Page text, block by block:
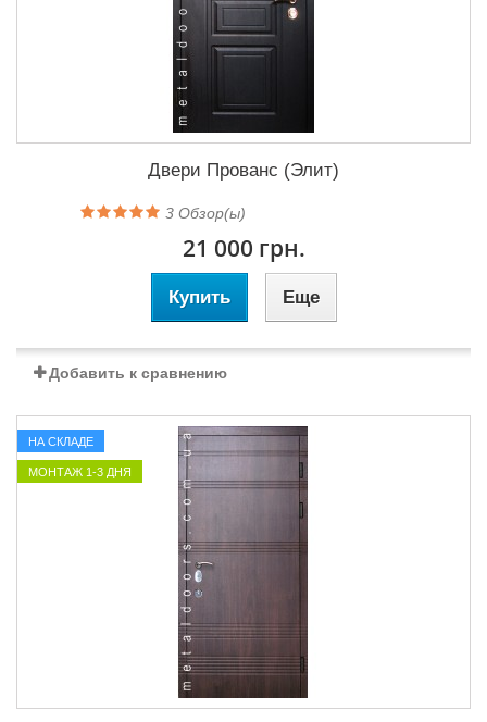
Двери Прованс (Элит)
3 Обзор(ы)
21 000 грн.
Купить Еще
Добавить к сравнению
НА СКЛАДЕ
МОНТАЖ 1-3 ДНЯ